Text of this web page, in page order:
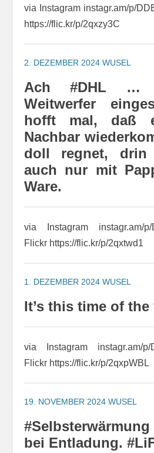
via Instagram instagr.am/p/
https://flic.kr/p/2qxzy3C
2. DEZEMBER 2024 WUSEL
Ach #DHL …
Weitwerfer
hofft mal, daß
Nachbar
doll regnet, drin
auch nur mit
Ware.
via Instagram instagr.am/
Flickr https://flic.kr/p/2qxtwd1
1. DEZEMBER 2024 WUSEL
It’s this time of
via Instagram instagr.am/p/
Flickr https://flic.kr/p/2qxpWBL
19. NOVEMBER 2024 WUSEL
bei Entladung.